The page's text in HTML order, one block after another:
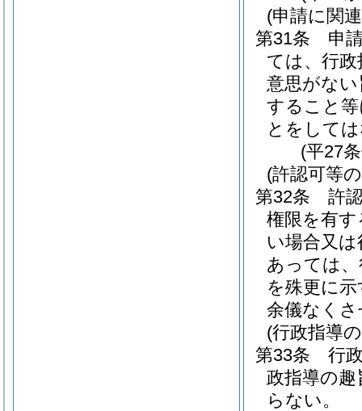
(申請に関
第31条
申
ては、行
意思がな
すること
とをして
(平27
(許認可等
第32条
許
権限を有
い場合又
あっては
を殊更に
余儀なく
(行政指導
第33条
行
政指導の
らない。